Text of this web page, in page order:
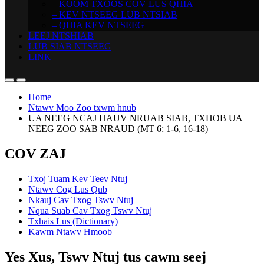
– KOOM TXOOS COV LUS QHIA
– KEV NTSEEG LUB NTSIAB
– QHIA KEV NTSEEG
LEEJ NTSHIAB
LUB SIAB NTSEEG
LINK
Home
Ntawv Moo Zoo txwm hnub
UA NEEG NCAJ HAUV NRUAB SIAB, TXHOB UA
NEEG ZOO SAB NRAUD (MT 6: 1-6, 16-18)
COV ZAJ
Txoj Tuam Kev Teev Ntuj
Ntawv Cog Lus Qub
Nkauj Cav Txog Tswv Ntuj
Nqua Suab Cav Txog Tswv Ntuj
Txhais Lus (Dictionary)
Kawm Ntawv Hmoob
Yes Xus, Tswv Ntuj tus cawm seej